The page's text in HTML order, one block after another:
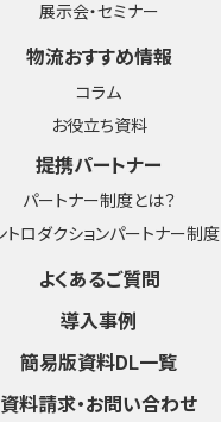
展示会・セミナー
物流おすすめ情報
コラム
お役立ち資料
提携パートナー
パートナー制度とは？
トロダクションパートナー制度
よくあるご質問
導入事例
簡易版資料DL一覧
資料請求・お問い合わせ